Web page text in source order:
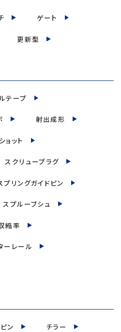
ゲート
更新型
テープ
射出成形
ョット
スクリュープラグ
プリングガイドピン
スプルーブシュ
縮率
ーレール
ン チラー